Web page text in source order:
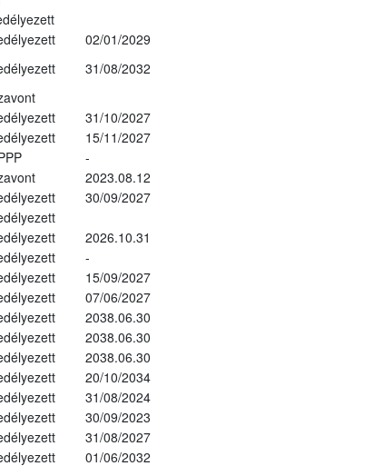
02/01/2029
31/08/2032
31/10/2027
15/11/2027
-
2023.08.12
30/09/2027
2026.10.31
-
15/09/2027
07/06/2027
2038.06.30
2038.06.30
2038.06.30
20/10/2034
31/08/2024
30/09/2023
31/08/2027
01/06/2032